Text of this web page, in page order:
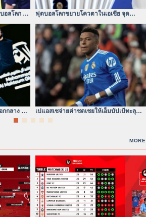
อลโลก –
ฟุตบอลโลกขยายโควตาในเอเชีย จุด
เปลี่ยนของสมรภูมิเอเชีย
กลาง ยุค
เปแอสเชจ่ายค่าชดเชยให้เอ็มบัปเป้ทะลุ
MORE